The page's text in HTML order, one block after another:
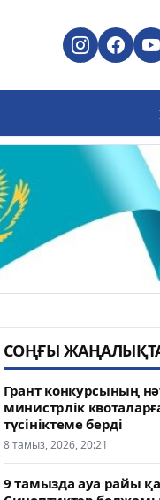
СОҢҒЫ
Грант конкурсының
министрлік
түсініктеме берді
8 тамыз, 2026, 20:21
9 тамызда ауа райы